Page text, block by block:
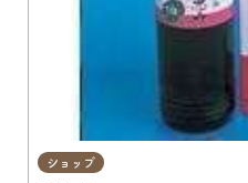
ショップ